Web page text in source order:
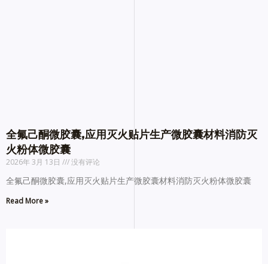
全氟己酮微胶囊,应用灭火贴片生产微胶囊材料消防灭
火粉体微胶囊
2026年 3月 13日 没有评论
全氟己酮微胶囊,应用灭火贴片生产微胶囊材料消防灭火粉体微胶囊
Read More »